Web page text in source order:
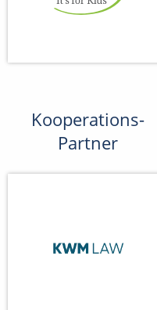
Kooperations-
Partner